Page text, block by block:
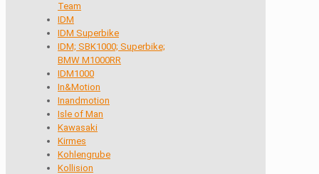
Team
IDM
IDM Superbike
IDM; SBK1000; Superbike;
BMW M1000RR
IDM1000
In&Motion
Inandmotion
Isle of Man
Kawasaki
Kirmes
Kohlengrube
Kollision